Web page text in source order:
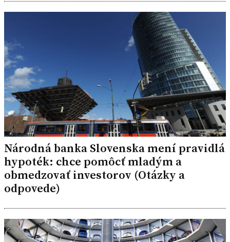
Národná banka Slovenska mení pravidlá
hypoték: chce pomôcť mladým a
obmedzovať investorov (Otázky a
odpovede)